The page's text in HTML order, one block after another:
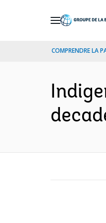
COMPRENDRE LA